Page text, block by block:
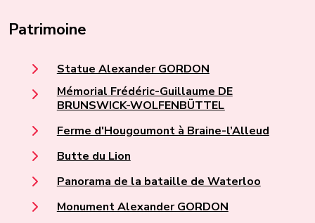
Patrimoine
Statue Alexander GORDON
Mémorial Frédéric-Guillaume DE
BRUNSWICK-WOLFENBÜTTEL
Ferme d'Hougoumont à Braine-l’Alleud
Butte du Lion
Panorama de la bataille de Waterloo
Monument Alexander GORDON